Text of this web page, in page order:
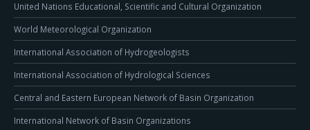
United Nations Educational, Scientific and Cultural Organization
World Meteorological Organization
International Association of Hydrogeologists
International Association of Hydrological Sciences
Central and Eastern European Network of Basin Organization
International Network of Basin Organizations